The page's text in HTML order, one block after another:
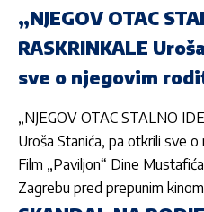
„NJEGOV OTAC
RASKRINKALE
sve o njegovim
„NJEGOV OTAC STALNO
Uroša Stanića, pa otkrili sve
Film „Paviljon“ Dine
Zagrebu pred prepunim kinom